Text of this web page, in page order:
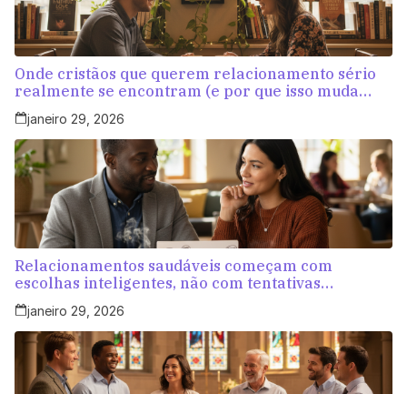
Onde cristãos que querem relacionamento sério
realmente se encontram (e por que isso muda
tudo)
janeiro 29, 2026
Relacionamentos saudáveis começam com
escolhas inteligentes, não com tentativas
aleatórias
janeiro 29, 2026